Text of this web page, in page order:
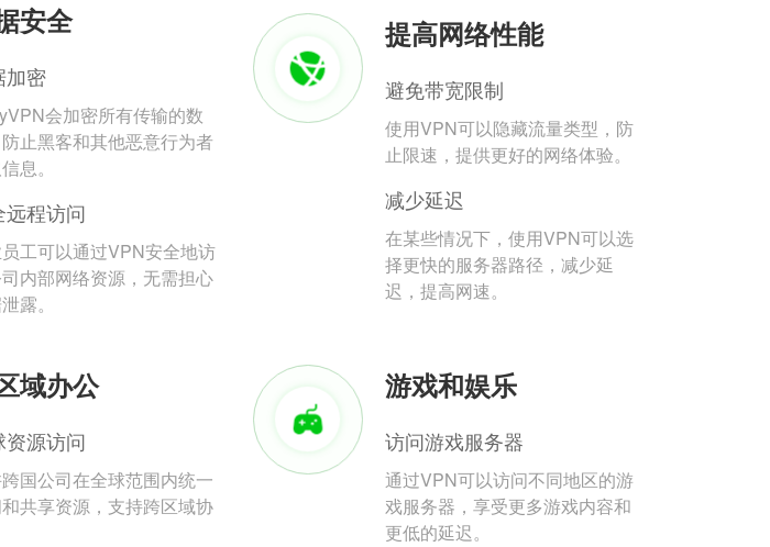
安全
加密
会加密所有传输的数
止黑客和其他恶意行为者
息。
远程访问
工可以通过VPN安全地访
内部网络资源，无需担心
露。
提高网络性能
避免带宽限制
使用VPN可以隐藏流量类型，防
止限速，提供更好的网络体验。
减少延迟
在某些情况下，使用VPN可以选
择更快的服务器路径，减少延
迟，提高网速。
域办公
资源访问
国公司在全球范围内统一
共享资源，支持跨区域协
游戏和娱乐
访问游戏服务器
通过VPN可以访问不同地区的游
戏服务器，享受更多游戏内容和
更低的延迟。